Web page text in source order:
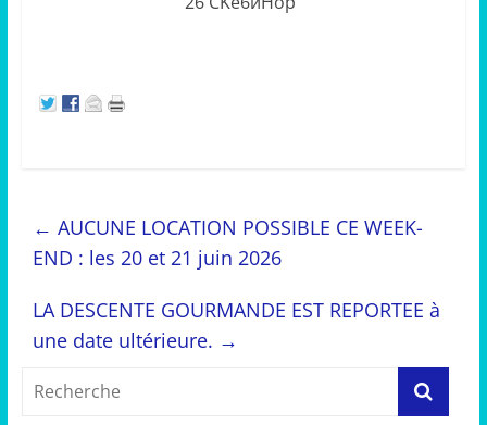
← AUCUNE LOCATION POSSIBLE CE WEEK-
END : les 20 et 21 juin 2026
LA DESCENTE GOURMANDE EST REPORTEE à
une date ultérieure. →